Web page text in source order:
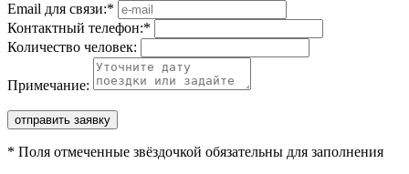
Email для связи:*
Контактный телефон:*
Количество человек:
Примечание:
отправить заявку
* Поля отмеченные звёздочкой обязательны для заполнения